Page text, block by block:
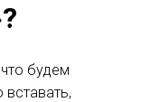
будем
вставать,